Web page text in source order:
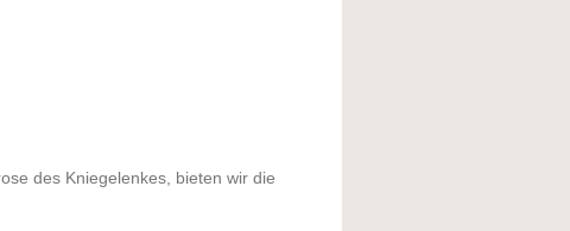
des Kniegelenkes, bieten wir die